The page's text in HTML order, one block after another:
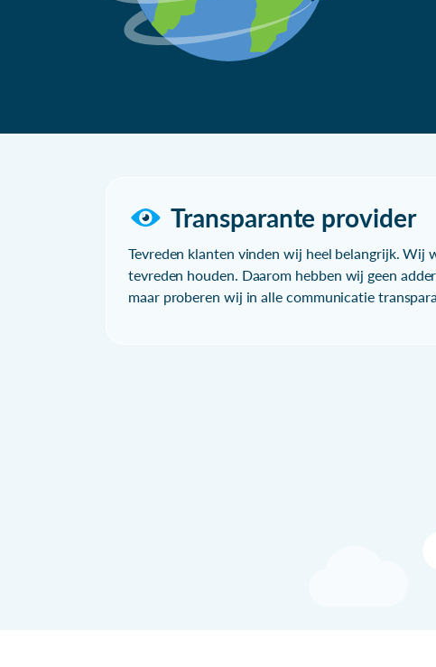
Transparante provider
Tevreden klanten vinden wij heel belangrijk. Wij
tevreden houden. Daarom hebben wij geen
maar proberen wij in alle communicatie